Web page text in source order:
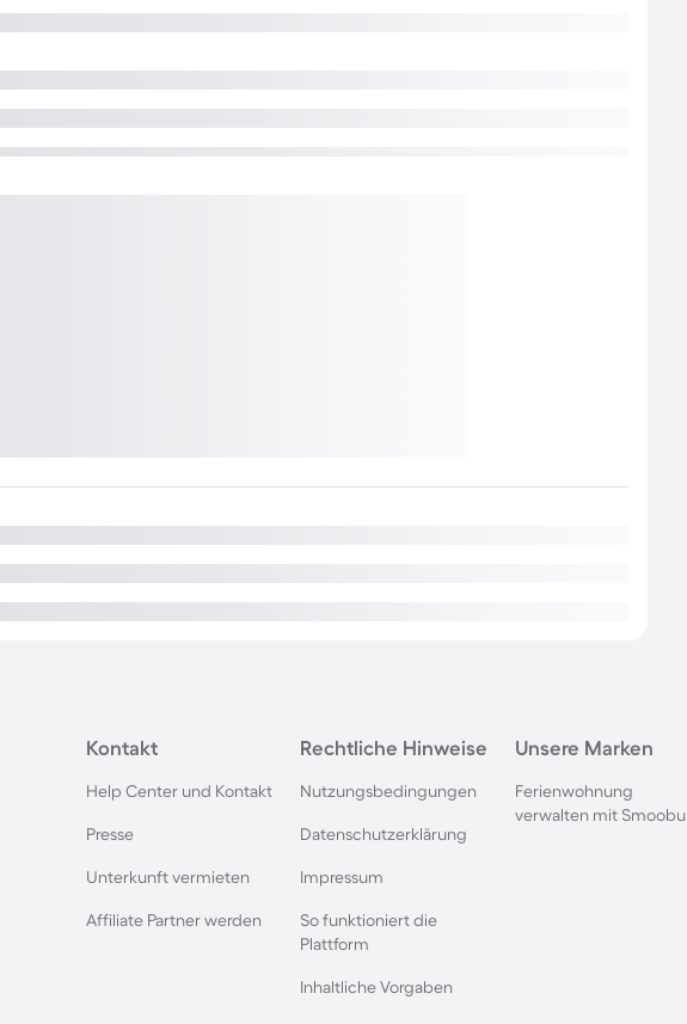
Kontakt
Help Center und Kontakt
Presse
Unterkunft vermieten
Affiliate Partner werden
Rechtliche Hinweise
Nutzungsbedingungen
Datenschutzerklärung
Impressum
So funktioniert die
Plattform
Inhaltliche Vorgaben
Unsere Marken
Ferienwohnung
verwalten mit Smoobu